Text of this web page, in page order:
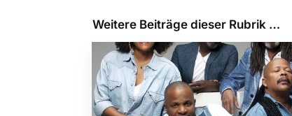
Weitere Beiträge dieser Rubrik …